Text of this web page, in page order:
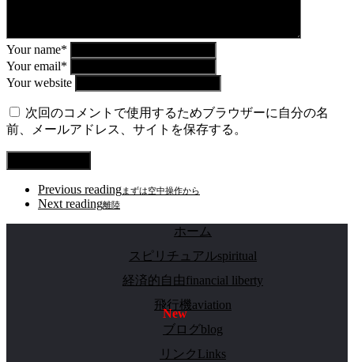
Your name*
Your email*
Your website
次回のコメントで使用するためブラウザーに自分の名
前、メールアドレス、サイトを保存する。
Previous readingまずは空中操作から
Next reading離陸
ホーム
スピリチュアルspiritual
経済的自由financial liberty
飛行機aviation
ブログblog
リンクLinks